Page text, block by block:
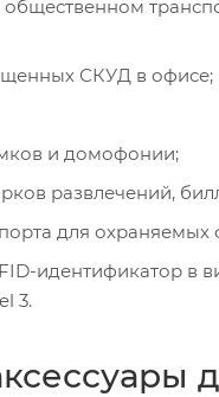
общественном
СКУД в офисе;
и домофонии;
развлечений,
для охраняемых
идентификатор
3.